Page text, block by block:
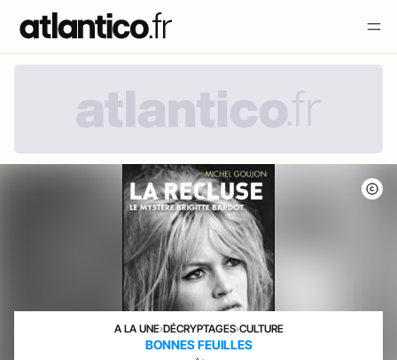
A LA UNE›DÉCRYPTAGES›CULTURE
BONNES FEUILLES